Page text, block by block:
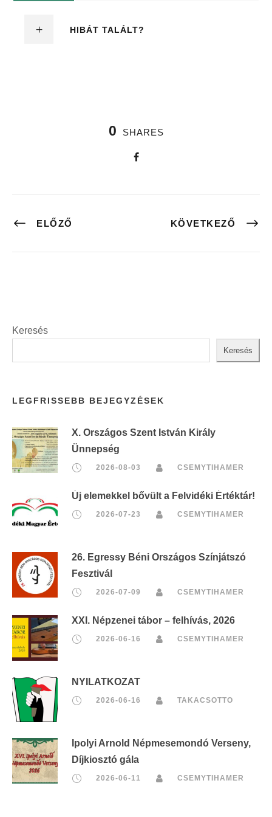
HIBÁT TALÁLT?
0 SHARES
ELŐZŐ KÖVETKEZŐ
Keresés
Keresés
LEGFRISSEBB BEJEGYZÉSEK
X. Országos Szent István Király
Ünnepség
2026-08-03 CSEMYTIHAMER
Új elemekkel bővült a Felvidéki Értéktár!
2026-07-23 CSEMYTIHAMER
26. Egressy Béni Országos Színjátszó
Fesztivál
2026-07-09 CSEMYTIHAMER
XXI. Népzenei tábor – felhívás, 2026
2026-06-16 CSEMYTIHAMER
NYILATKOZAT
2026-06-16 TAKACSOTTO
Ipolyi Arnold Népmesemondó Verseny,
Díjkiosztó gála
2026-06-11 CSEMYTIHAMER